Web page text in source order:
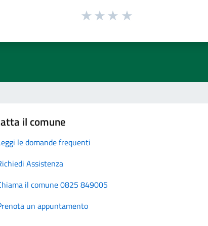
il comune
le domande frequenti
Assistenza
il comune 0825 849005
un appuntamento